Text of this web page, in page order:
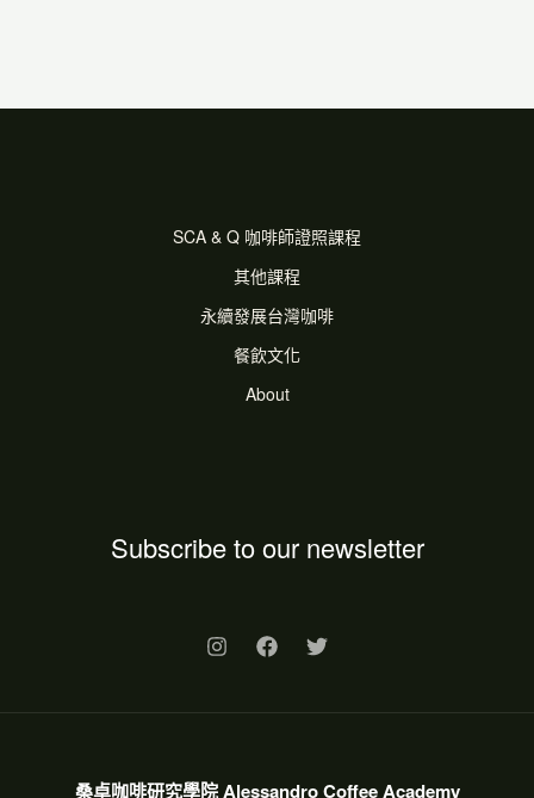
SCA & Q 咖啡師證照課程
其他課程
永續發展台灣咖啡
餐飲文化
About
Subscribe to our newsletter
桑卓咖啡研究學院 Alessandro Coffee Academy